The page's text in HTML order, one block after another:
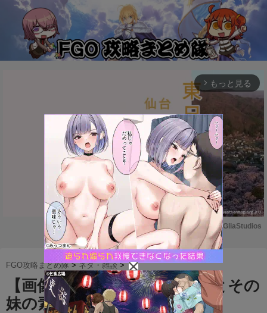
arrow_forward_ios もっと見る
M
u
t
e
Powered by GliaStudios
FGO攻略まとめ隊 >ネタ・雑談 >
【画像】通知でも際立つFGOとその
妹の素っ気なさｗｗｗｗｗｗ